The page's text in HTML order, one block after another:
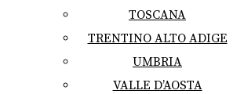
TOSCANA
TRENTINO ALTO ADIGE
UMBRIA
VALLE D’AOSTA